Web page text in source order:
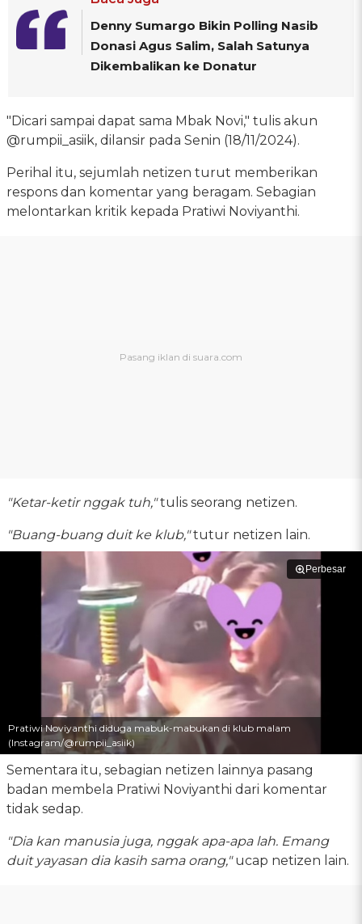
Denny Sumargo Bikin Polling Nasib
Donasi Agus Salim, Salah Satunya
Dikembalikan ke Donatur
"Dicari sampai dapat sama Mbak Novi," tulis akun
@rumpii_asiik, dilansir pada Senin (18/11/2024).
Perihal itu, sejumlah netizen turut memberikan
respons dan komentar yang beragam. Sebagian
melontarkan kritik kepada Pratiwi Noviyanthi.
"Ketar-ketir nggak tuh,"tulis seorang netizen.
"Buang-buang duit ke klub,"tutur netizen lain.
Perbesar
Pratiwi Noviyanthi diduga mabuk-mabukan di klub malam
(Instagram/@rumpii_asiik)
Sementara itu, sebagian netizen lainnya pasang
badan membela Pratiwi Noviyanthi dari komentar
tidak sedap.
"Dia kan manusia juga, nggak apa-apa lah. Emang
duit yayasan dia kasih sama orang,"ucap netizen lain.